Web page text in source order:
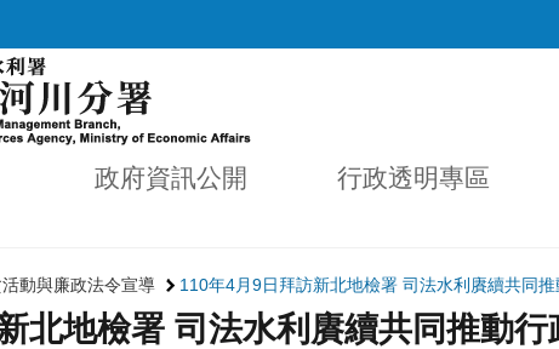
政府資訊公開 行政透明專區
活動與廉政法令宣導 110年4月9日拜訪新北地檢署 司法水利賡續共同推
北地檢署 司法水利賡續共同推動行